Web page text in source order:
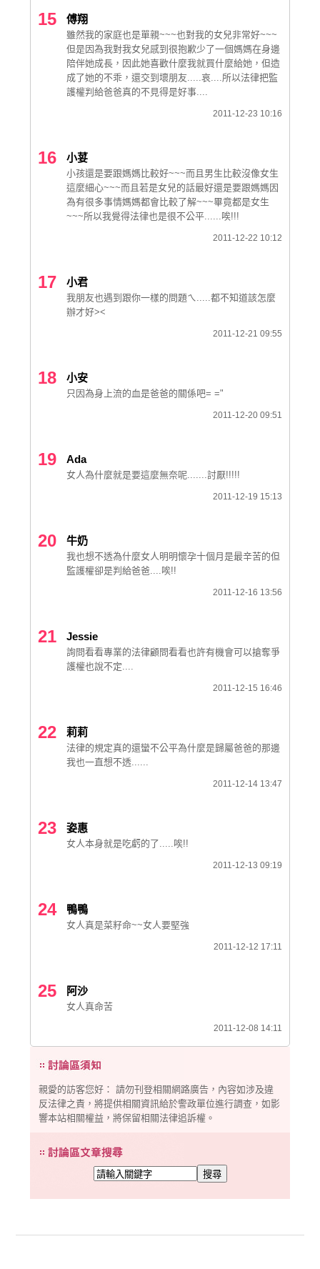
15 傅翔
雖然我的家庭也是單親~~~也對我的女兒非常好~~~
但是因為我對我女兒感到很抱歉少了一個媽媽在身邊
陪伴她成長，因此她喜歡什麼我就買什麼給她，但造
成了她的不乖，還交到壞朋友.....哀....所以法律把監
護權判給爸爸真的不見得是好事....
2011-12-23 10:16
16 小荽
小孩還是要跟媽媽比較好~~~而且男生比較沒像女生
這麼細心~~~而且若是女兒的話最好還是要跟媽媽因
為有很多事情媽媽都會比較了解~~~畢竟都是女生
~~~所以我覺得法律也是很不公平......唉!!!
2011-12-22 10:12
17 小君
我朋友也遇到跟你一樣的問題ㄟ.....都不知道該怎麼
辦才好><
2011-12-21 09:55
18 小安
只因為身上流的血是爸爸的關係吧= ="
2011-12-20 09:51
19 Ada
女人為什麼就是要這麼無奈呢.......討厭!!!!!
2011-12-19 15:13
20 牛奶
我也想不透為什麼女人明明懷孕十個月是最辛苦的但
監護權卻是判給爸爸....唉!!
2011-12-16 13:56
21 Jessie
詢問看看專業的法律顧問看看也許有機會可以搶奪爭
護權也說不定....
2011-12-15 16:46
22 莉莉
法律的規定真的還蠻不公平為什麼是歸屬爸爸的那邊
我也一直想不透......
2011-12-14 13:47
23 姿惠
女人本身就是吃虧的了.....唉!!
2011-12-13 09:19
24 鴨鴨
女人真是菜籽命~~女人要堅強
2011-12-12 17:11
25 阿沙
女人真命苦
2011-12-08 14:11
親愛的訪客您好： 請勿刊登相關網路廣告，內容如涉及違
反法律之責，將提供相關資訊給於警政單位進行調查，如影
響本站相關權益，將保留相關法律追訴權。